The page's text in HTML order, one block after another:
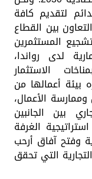
لتقديم كافة
بين القطاع
المستثمرين
لدى رواندا،
الاستثمار
بيئة أعمالها من
الأعمال،
بين الجانبين
الغرفة
وفتح آفاق أرحب
التي تحقق